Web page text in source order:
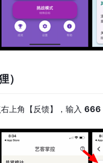
）
上角【反馈】，输入 666